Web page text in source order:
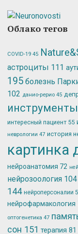
Облако тегов
COVID-19 45
астроциты 111
195 болезнь
102 данио-рерио 45
интересный пациент 55
неврологии 47 история
картинка
нейроанатомия 72
нейрозоология 104
144 нейроперсоналии
нейрофармакология
оптогенетика 47
сон 151 терапия 81